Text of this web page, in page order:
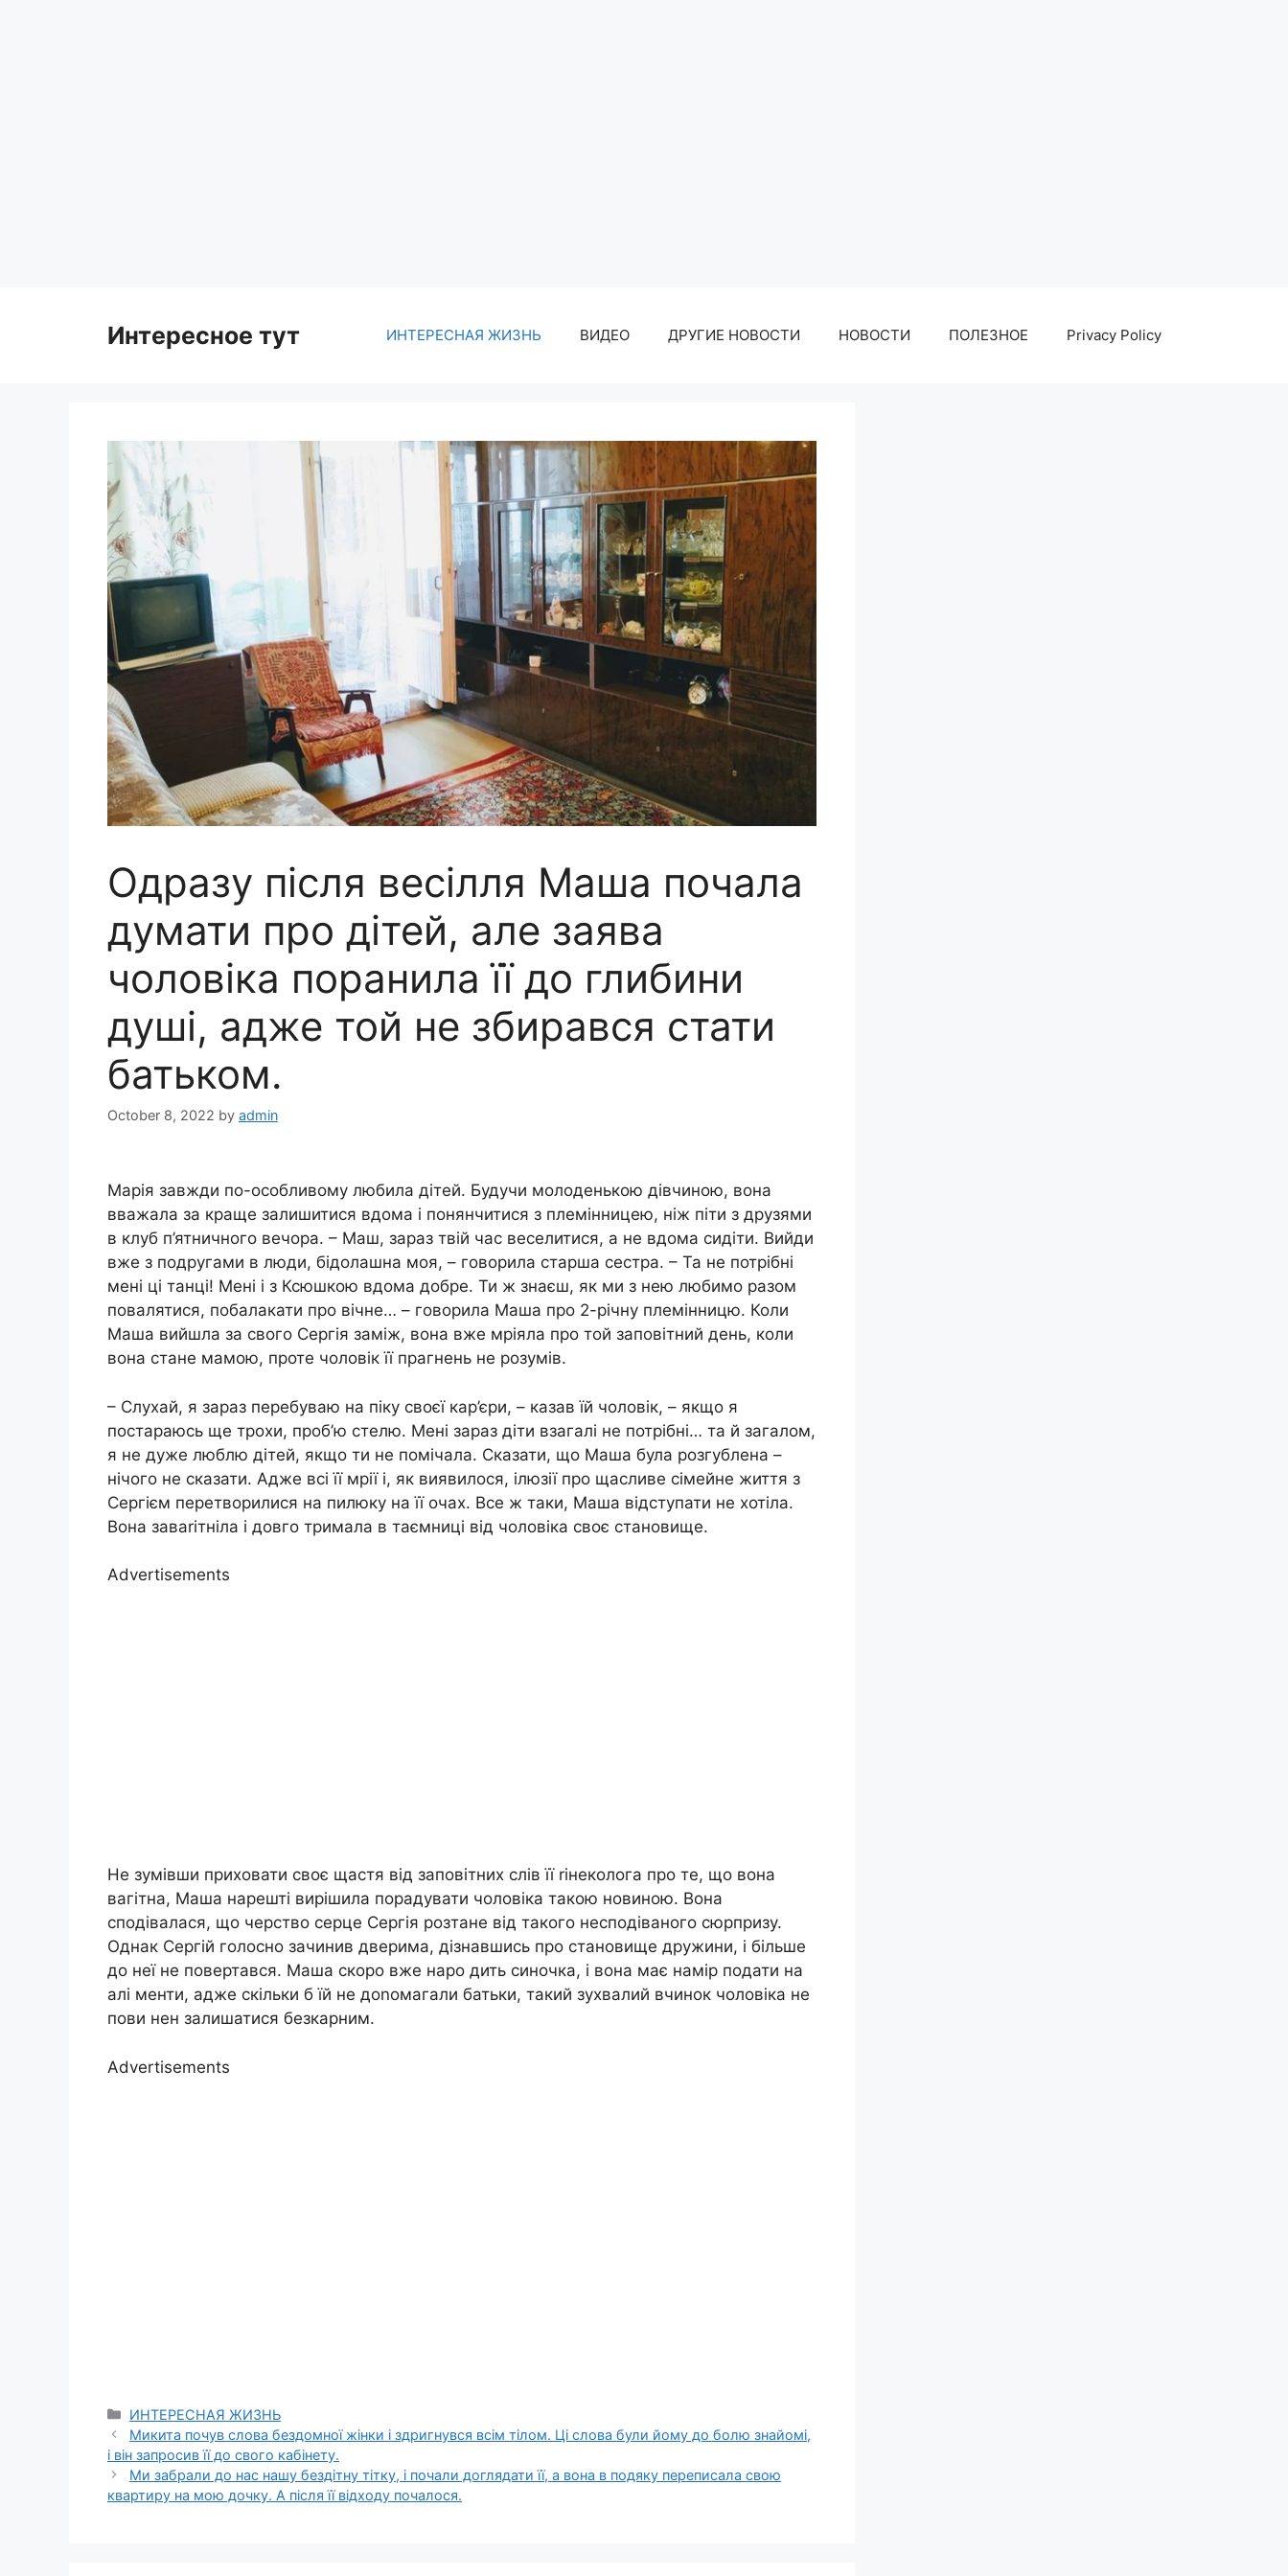
Интересное тут ИНТЕРЕСНАЯ ЖИЗНЬ ВИДЕО ДРУГИЕ НОВОСТИ НОВОСТИ ПОЛЕЗНОЕ Privacy Policy
Одразу після весілля Маша почала
думати про дітей, але заява
чоловіка поранила її до глибини
душі, адже той не збирався стати
батьком.
October 8, 2022 by admin
Марія завжди по-особливому любила дітей. Будучи молоденькою дівчиною, вона
вважала за краще залишитися вдома і понянчитися з племінницею, ніж піти з друзями
в клуб п’ятничного вечора. – Маш, зараз твій час веселитися, а не вдома сидіти. Вийди
вже з подругами в люди, бідолашна моя, – говорила старша сестра. – Та не потрібні
мені ці танці! Мені і з Ксюшкою вдома добре. Ти ж знаєш, як ми з нею любимо разом
повалятися, побалакати про вічне… – говорила Маша про 2-річну племінницю. Коли
Маша вийшла за свого Сергія заміж, вона вже мріяла про той заповітний день, коли
вона стане мамою, проте чоловік її прагнень не розумів.
– Слухай, я зараз перебуваю на піку своєї кар’єри, – казав їй чоловік, – якщо я
постараюсь ще трохи, проб’ю стелю. Мені зараз діти взагалі не потрібні… та й загалом,
я не дуже люблю дітей, якщо ти не помічала. Сказати, що Маша була розгублена –
нічого не сказати. Адже всі її мрії і, як виявилося, ілюзії про щасливе сімейне життя з
Сергієм перетворилися на пилюку на її очах. Все ж таки, Маша відступати не хотіла.
Вона заваrітніла і довго тримала в таємниці від чоловіка своє становище.
Advertisements
Не зумівши приховати своє щастя від заповітних слів її rінеколога про те, що вона
вагітна, Маша нарешті вирішила порадувати чоловіка такою новиною. Вона
сподівалася, що черство серце Сергія розтане від такого несподіваного сюрпризу.
Однак Сергій голосно зачинив дверима, дізнавшись про становище дружини, і більше
до неї не повертався. Маша скоро вже наро дить синочка, і вона має намір подати на
алі менти, адже скільки б їй не доnомагали батьки, такий зухвалий вчинок чоловіка не
пови нен залишатися безкарним.
Advertisements
Categories
ИНТЕРЕСНАЯ ЖИЗНЬ
Микита почув слова бездомної жінки і здригнувся всім тілом. Ці слова були йому до болю знайомі,
і він запросив її до свого кабінету.
Ми забрали до нас нашу бездітну тітку, і почали доглядати її, а вона в подяку переписала свою
квартиру на мою дочку. А після її відходу почалося.